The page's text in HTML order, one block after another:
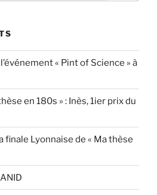
« Pint of Science » à
en 180s » : Inès, 1ier prix du
finale Lyonnaise de « Ma thèse